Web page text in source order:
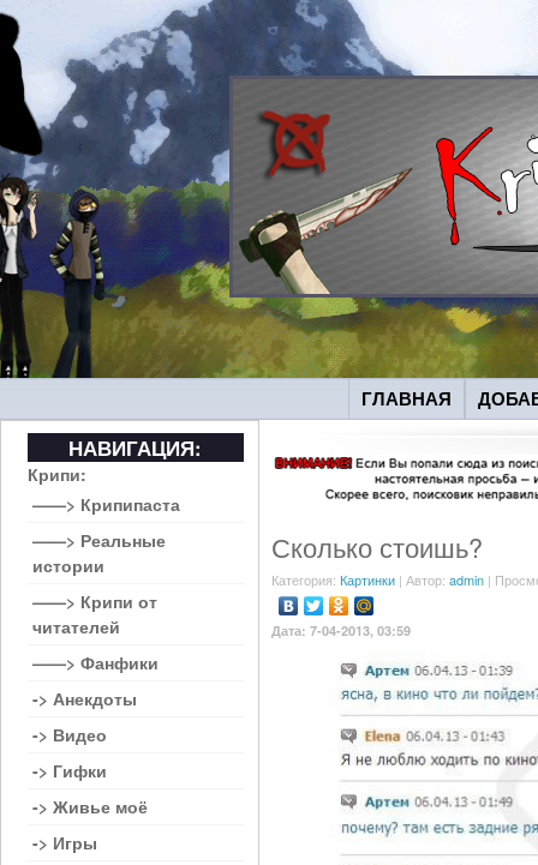
ГЛАВНАЯ
Сколько стоишь?
Категория: Картинки | Автор: admin |
Дата: 7-04-2013, 03:59
НАВИГАЦИЯ:
Крипи:
——> Крипипаста
——> Реальные
истории
——> Крипи от
читателей
——> Фанфики
-> Анекдоты
-> Видео
-> Гифки
-> Живье моё
-> Игры